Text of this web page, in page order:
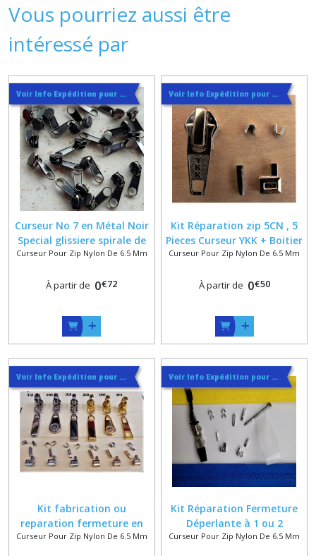
Vous pourriez aussi être
intéressé par
Voir Info Expédition pour Régler les Frais de Port au Meilleur Prix , En haut d'ecran à Droite
Curseur No 7 en Métal Noir
Special glissiere spirale de
6.5 mm
Curseur Pour Zip Nylon De 6.5 Mm
À partir de 0€72
Voir Info Expédition pour Régler les Frais de Port au Meilleur Prix , En haut d'ecran à Droite
Kit Réparation zip 5CN , 5
Pieces Curseur YKK + Boitier
+ Manchon + Arrets
Curseur Pour Zip Nylon De 6.5 Mm
À partir de 0€50
Voir Info Expédition pour Régler les Frais de Port au Meilleur Prix , En haut d'ecran à Droite
Kit fabrication ou
reparation fermeture en
Nylon Spirale No5C / No7
Curseur Pour Zip Nylon De 6.5 Mm
Voir Info Expédition pour Régler les Frais de Port au Meilleur Prix , En haut d'ecran à Droite
Kit Réparation Fermeture
Déperlante à 1 ou 2
Curseurs No 5C / 7 , Glissière
Curseur Pour Zip Nylon De 6.5 Mm